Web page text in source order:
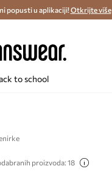
Dostava u roku 48 sati >
popusti u aplikaciji!Otkrijte više
to school
proizvoda: 18